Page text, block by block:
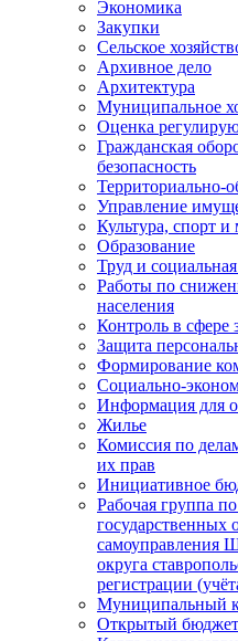
Экономика
Закупки
Сельское
Архивное дело
Архитектура
Муниципальное
Оценка
Гражданская
безопасность
Территориально-
Управление
Культура, спорт
Образование
Труд и
Работы по
населения
Контроль в сфере
Защита
Формирование
Социально-
Информация для
Жилье
Комиссия по
их прав
Инициативное
Рабочая группа
государственных
самоуправления
округа
регистрации
Муниципальный
Открытый бюджет